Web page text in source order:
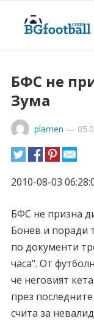
БФС не
Зума
plamen —
2010-08-03
БФС не призна
Бонев и поради
по документи
часа". От
че неговият
през
счита за